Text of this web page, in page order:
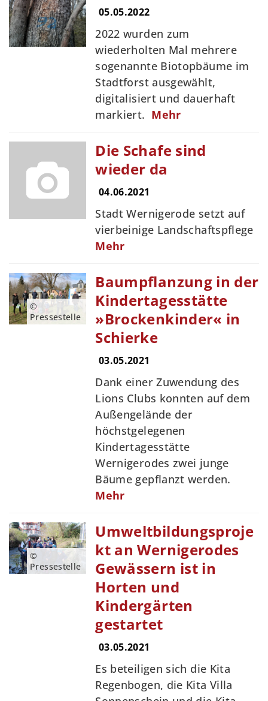
05.05.2022
2022 wurden zum
wiederholten Mal mehrere
sogenannte Biotopbäume im
Stadtforst ausgewählt,
digitalisiert und dauerhaft
markiert. Mehr
Die Schafe sind
wieder da
04.06.2021
Stadt Wernigerode setzt auf
vierbeinige Landschaftspflege
Mehr
Baumpflanzung in der
Kindertagesstätte
»Brockenkinder« in
Schierke
03.05.2021
Dank einer Zuwendung des
Lions Clubs konnten auf dem
Außengelände der
höchstgelegenen
Kindertagesstätte
Wernigerodes zwei junge
Bäume gepflanzt werden.
Mehr
©
Pressestelle
Umweltbildungsproje
kt an Wernigerodes
Gewässern ist in
Horten und
Kindergärten
gestartet
03.05.2021
Es beteiligen sich die Kita
Regenbogen, die Kita Villa
©
Pressestelle